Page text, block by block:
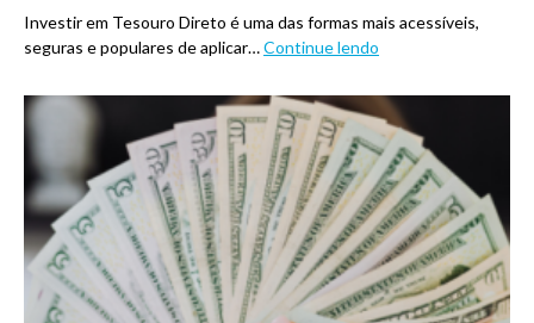
Investir em Tesouro Direto é uma das formas mais acessíveis,
seguras e populares de aplicar…Continue lendo